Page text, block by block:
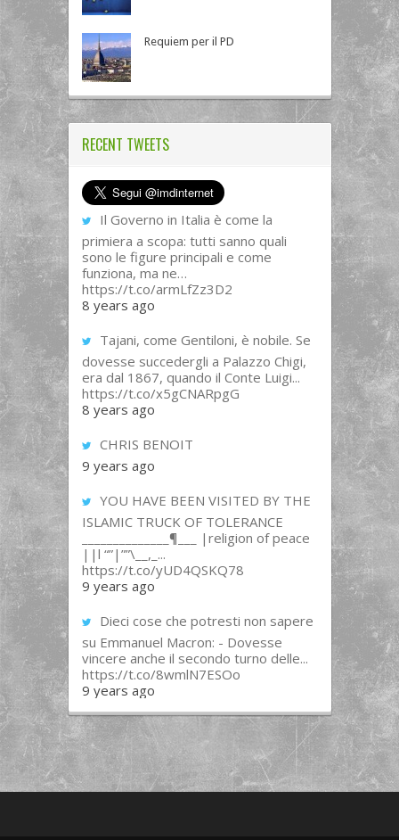
Requiem per il PD
RECENT TWEETS
Il Governo in Italia è come la
primiera a scopa: tutti sanno quali
sono le figure principali e come
funziona, ma ne…
https://t.co/armLfZz3D2
8 years ago
Tajani, come Gentiloni, è nobile. Se
dovesse succedergli a Palazzo Chigi,
era dal 1867, quando il Conte Luigi...
https://t.co/x5gCNARpgG
8 years ago
CHRIS BENOIT
9 years ago
YOU HAVE BEEN VISITED BY THE
ISLAMIC TRUCK OF TOLERANCE
______________¶___ |religion of peace
||l “”|””\__,_...
https://t.co/yUD4QSKQ78
9 years ago
Dieci cose che potresti non sapere
su Emmanuel Macron: - Dovesse
vincere anche il secondo turno delle...
https://t.co/8wmlN7ESOo
9 years ago